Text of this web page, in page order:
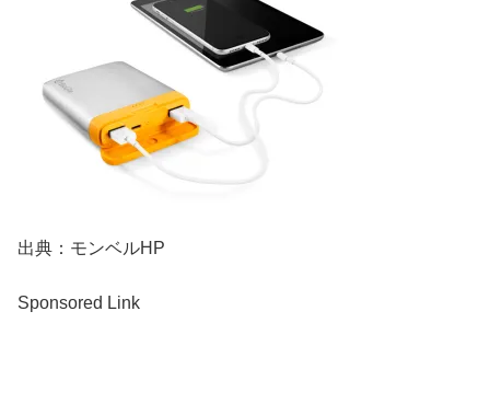
出典：モンベルHP
Sponsored Link